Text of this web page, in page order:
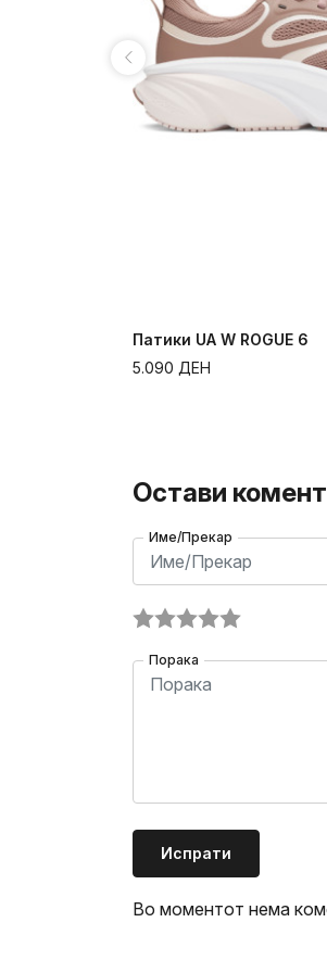
Патики UA W ROGUE 6
5.090 ДЕН
Остави
Име/Прекар
Порака
Испрати
Во моментот нема